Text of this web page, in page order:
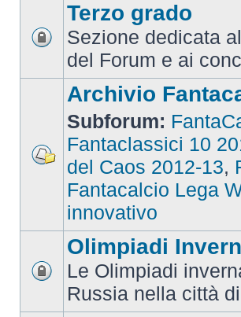
Terzo grado
Sezione dedicata
del Forum e ai
Archivio
Subforum:
Fantaclassici 10
del Caos 2012-13,
Fantacalcio Lega
innovativo
Olimpiadi
Le Olimpiadi
Russia nella città